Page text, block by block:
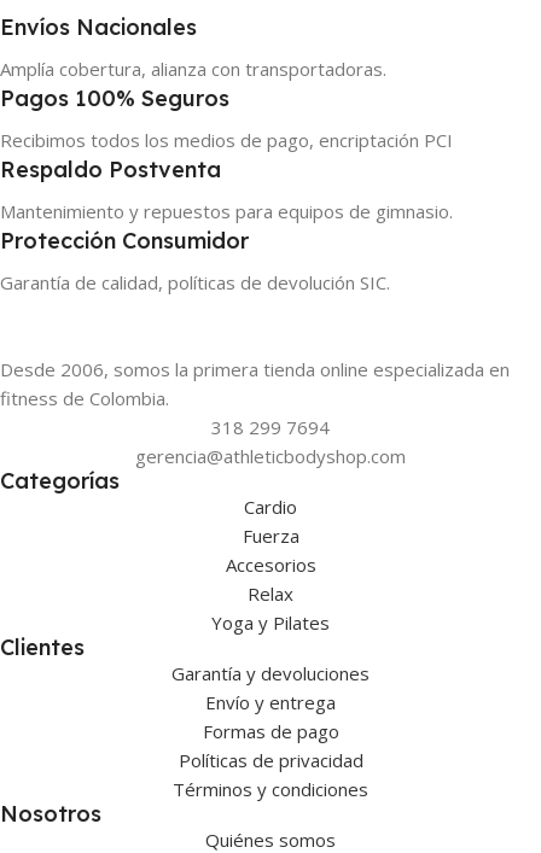
Envíos Nacionales
Amplía cobertura, alianza con transportadoras.
Pagos 100% Seguros
Recibimos todos los medios de pago, encriptación PCI
Respaldo Postventa
Mantenimiento y repuestos para equipos de gimnasio.
Protección Consumidor
Garantía de calidad, políticas de devolución SIC.
Desde 2006, somos la primera tienda online especializada en
fitness de Colombia.
318 299 7694
gerencia@athleticbodyshop.com
Categorías
Cardio
Fuerza
Accesorios
Relax
Yoga y Pilates
Clientes
Garantía y devoluciones
Envío y entrega
Formas de pago
Políticas de privacidad
Términos y condiciones
Nosotros
Quiénes somos